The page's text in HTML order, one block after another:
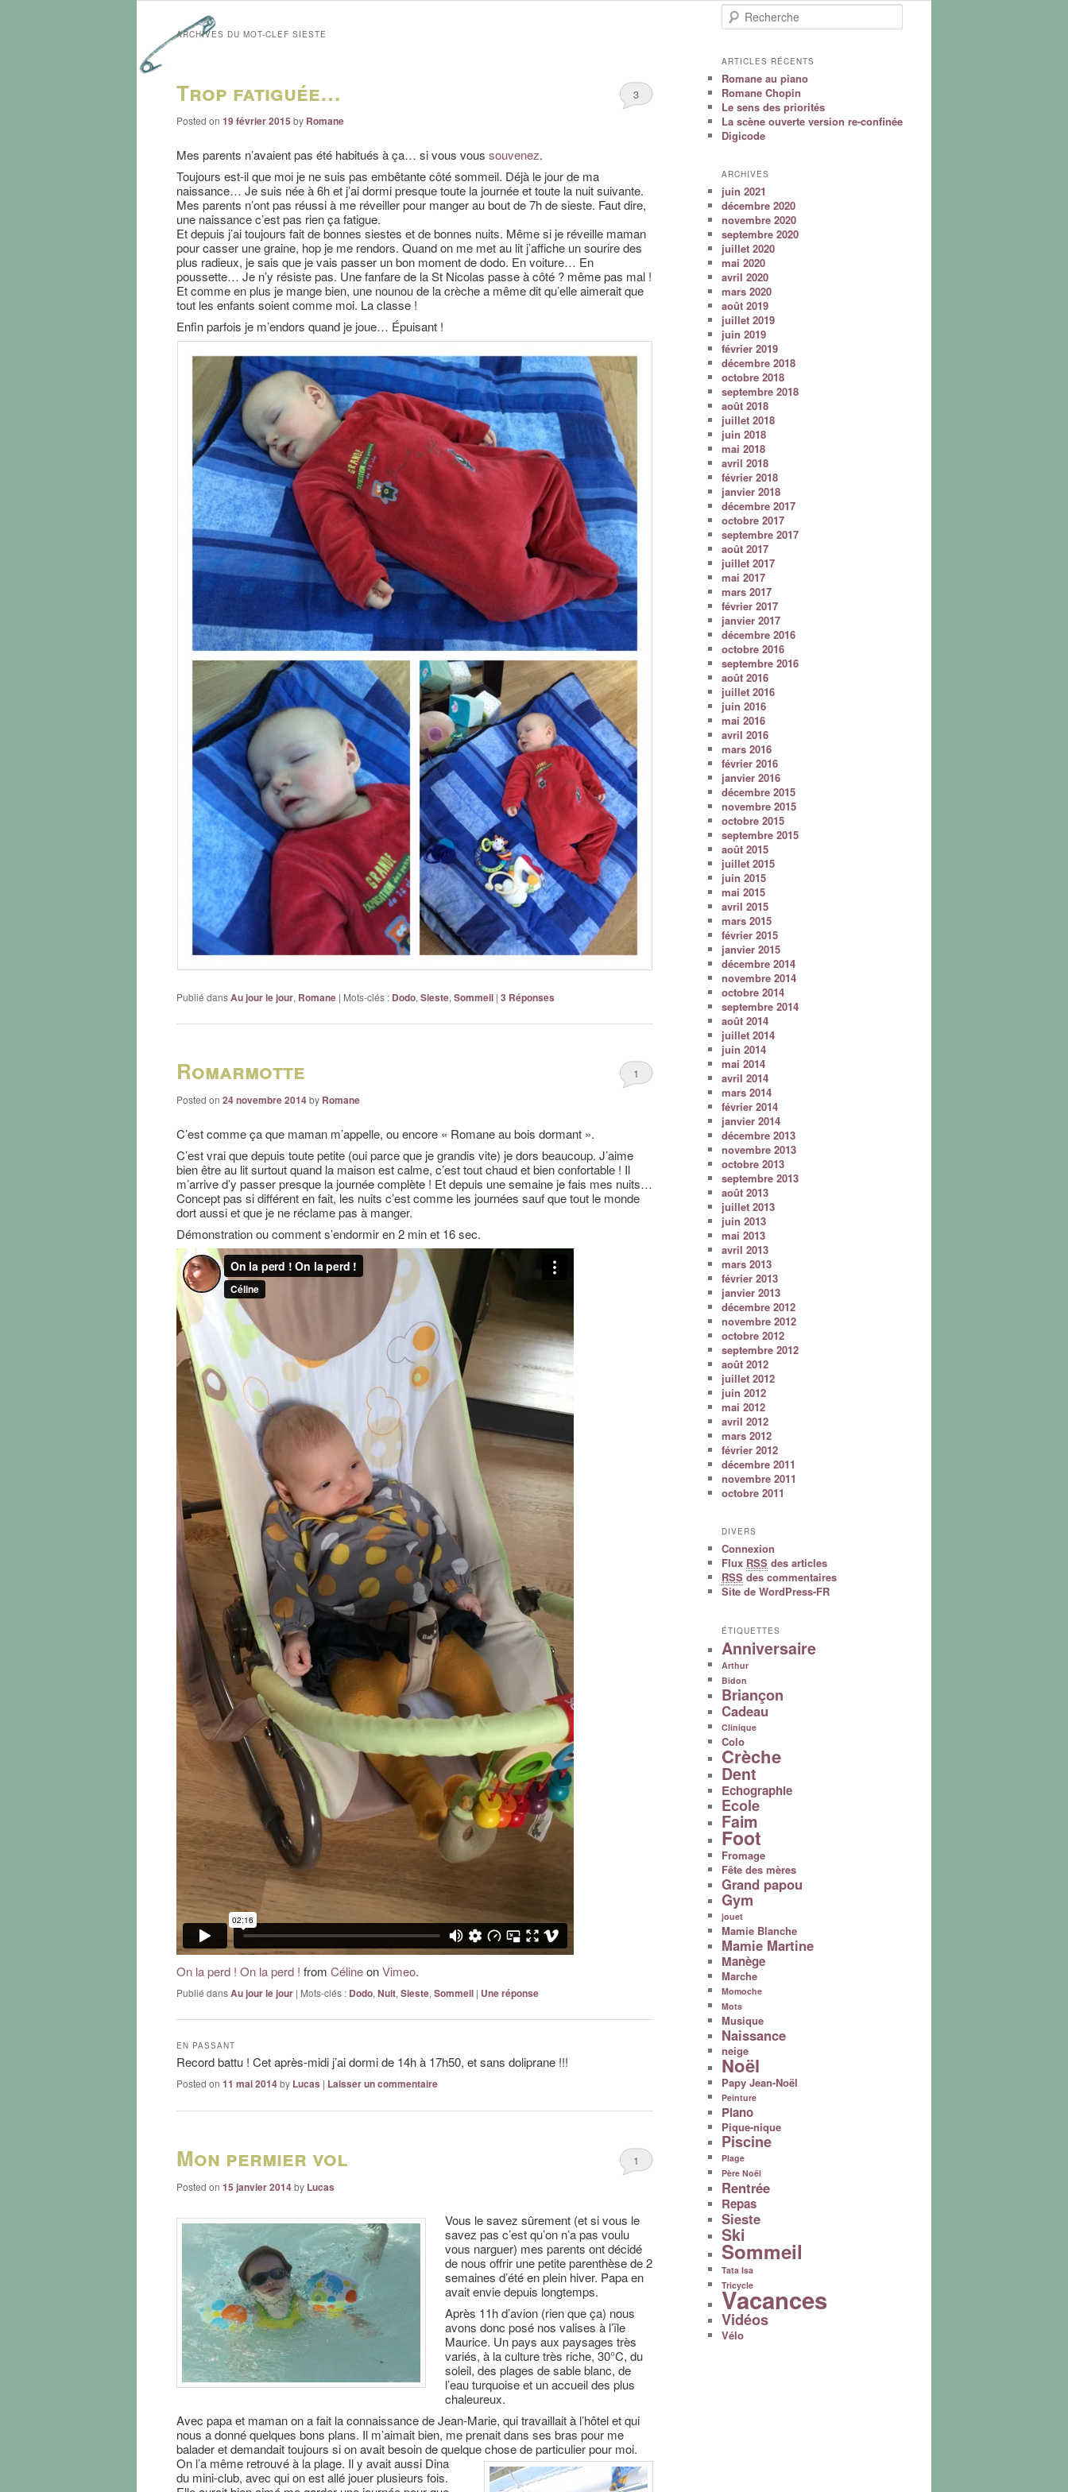
ARCHIVES DU MOT-CLEF SIESTE
Trop fatiguée…
Posted on 19 février 2015 by Romane
3
Mes parents n’avaient pas été habitués à ça… si vous vous souvenez.
Toujours est-il que moi je ne suis pas embêtante côté sommeil. Déjà le jour de ma
naissance… Je suis née à 6h et j’ai dormi presque toute la journée et toute la nuit suivante.
Mes parents n’ont pas réussi à me réveiller pour manger au bout de 7h de sieste. Faut dire,
une naissance c’est pas rien ça fatigue.
Et depuis j’ai toujours fait de bonnes siestes et de bonnes nuits. Même si je réveille maman
pour casser une graine, hop je me rendors. Quand on me met au lit j’affiche un sourire des
plus radieux, je sais que je vais passer un bon moment de dodo. En voiture… En
poussette… Je n’y résiste pas. Une fanfare de la St Nicolas passe à côté ? même pas mal !
Et comme en plus je mange bien, une nounou de la crèche a même dit qu’elle aimerait que
tout les enfants soient comme moi. La classe !
Enfin parfois je m’endors quand je joue… Épuisant !
Publié dansAu jour le jour, Romane | Mots-clés : Dodo, Sieste, Sommeil | 3 Réponses
Romarmotte
Posted on 24 novembre 2014by Romane
1
C’est comme ça que maman m’appelle, ou encore « Romane au bois dormant ».
C’est vrai que depuis toute petite (oui parce que je grandis vite) je dors beaucoup. J’aime
bien être au lit surtout quand la maison est calme, c’est tout chaud et bien confortable ! Il
m’arrive d’y passer presque la journée complète ! Et depuis une semaine je fais mes nuits…
Concept pas si différent en fait, les nuits c’est comme les journées sauf que tout le monde
dort aussi et que je ne réclame pas à manger.
Démonstration ou comment s’endormir en 2 min et 16 sec.
On la perd ! On la perd ! from CélineonVimeo.
Publié dansAu jour le jour | Mots-clés : Dodo, Nuit, Sieste, Sommeil | Uneréponse
EN PASSANT
Record battu ! Cet après-midi j’ai dormi de 14h à 17h50, et sans doliprane !!!
Posted on 11 mai 2014by Lucas | Laisser un commentaire
Mon permier vol
Posted on 15 janvier 2014by Lucas
1
Vous le savez sûrement (et si vous le
savez pas c’est qu’on n’a pas voulu
vous narguer) mes parents ont décidé
de nous offrir une petite parenthèse de 2
semaines d’été en plein hiver. Papa en
avait envie depuis longtemps.
Après 11h d’avion (rien que ça) nous
avons donc posé nos valises à l’ïle
Maurice. Un pays aux paysages très
variés, à la culture très riche, 30°C, du
soleil, des plages de sable blanc, de
l’eau turquoise et un accueil des plus
chaleureux.
Avec papa et maman on a fait la connaissance de Jean-Marie, qui travaillait à l’hôtel et qui
nous a donné quelques bons plans. Il m’aimait bien, me prenait dans ses bras pour me
balader et demandait toujours si on avait besoin de quelque chose de particulier pour moi.
On l’a même retrouvé à la plage. Il y avait aussi Dina
du mini-club, avec qui on est allé jouer plusieurs fois.
Recherche
ARTICLES RÉCENTS
Romane au piano
Romane Chopin
Le sens des priorités
La scène ouverte version re-confinée
Digicode
ARCHIVES
juin 2021
décembre 2020
novembre 2020
septembre 2020
juillet 2020
mai 2020
avril 2020
mars 2020
août 2019
juillet 2019
juin 2019
février 2019
décembre 2018
octobre 2018
septembre 2018
août 2018
juillet 2018
juin 2018
mai 2018
avril 2018
février 2018
janvier 2018
décembre 2017
octobre 2017
septembre 2017
août 2017
juillet 2017
mai 2017
mars 2017
février 2017
janvier 2017
décembre 2016
octobre 2016
septembre 2016
août 2016
juillet 2016
juin 2016
mai 2016
avril 2016
mars 2016
février 2016
janvier 2016
décembre 2015
novembre 2015
octobre 2015
septembre 2015
août 2015
juillet 2015
juin 2015
mai 2015
avril 2015
mars 2015
février 2015
janvier 2015
décembre 2014
novembre 2014
octobre 2014
septembre 2014
août 2014
juillet 2014
juin 2014
mai 2014
avril 2014
mars 2014
février 2014
janvier 2014
décembre 2013
novembre 2013
octobre 2013
septembre 2013
août 2013
juillet 2013
juin 2013
mai 2013
avril 2013
mars 2013
février 2013
janvier 2013
décembre 2012
novembre 2012
octobre 2012
septembre 2012
août 2012
juillet 2012
juin 2012
mai 2012
avril 2012
mars 2012
février 2012
décembre 2011
novembre 2011
octobre 2011
DIVERS
Connexion
Flux RSS des articles
RSS des commentaires
Site de WordPress-FR
ÉTIQUETTES
Anniversaire
Arthur
Bidon
Briançon
Cadeau
Clinique
Colo
Crèche
Dent
Echographie
Ecole
Faim
Foot
Fromage
Fête des mères
Grand papou
Gym
jouet
Mamie Blanche
Mamie Martine
Manège
Marche
Momoche
Mots
Musique
Naissance
neige
Noël
Papy Jean-Noël
Peinture
Piano
Pique-nique
Piscine
Plage
Père Noël
Rentrée
Repas
Sieste
Ski
Sommeil
Tata Isa
Tricycle
Vacances
Vidéos
Vélo